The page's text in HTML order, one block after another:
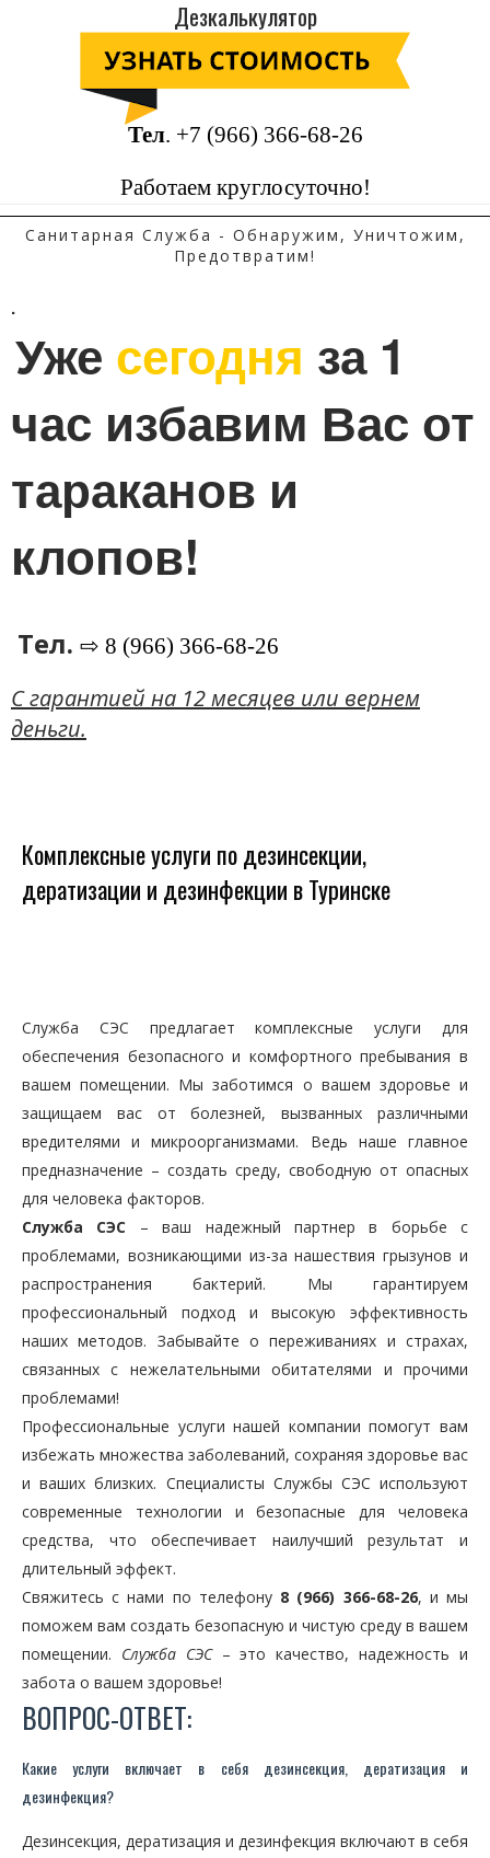
Дезкалькулятор
Тел. +7 (966) 366-68-26
Работаем круглосуточно!
Санитарная Служба - Обнаружим, Уничтожим,
Предотвратим!
.
Уже сегодня за 1
час избавим Вас от
тараканов и
клопов!
Тел. ⇨ 8 (966) 366-68-26
C гарантией на 12 месяцев или вернем
деньги.
Комплексные услуги по дезинсекции,
дератизации и дезинфекции в Туринске
Служба СЭС предлагает комплексные услуги для
обеспечения безопасного и комфортного пребывания в
вашем помещении. Мы заботимся о вашем здоровье и
защищаем вас от болезней, вызванных различными
вредителями и микроорганизмами. Ведь наше главное
предназначение – создать среду, свободную от опасных
для человека факторов.
Служба СЭС – ваш надежный партнер в борьбе с
проблемами, возникающими из-за нашествия грызунов и
распространения бактерий. Мы гарантируем
профессиональный подход и высокую эффективность
наших методов. Забывайте о переживаниях и страхах,
связанных с нежелательными обитателями и прочими
проблемами!
Профессиональные услуги нашей компании помогут вам
избежать множества заболеваний, сохраняя здоровье вас
и ваших близких. Специалисты Службы СЭС используют
современные технологии и безопасные для человека
средства, что обеспечивает наилучший результат и
длительный эффект.
Свяжитесь с нами по телефону 8 (966) 366-68-26, и мы
поможем вам создать безопасную и чистую среду в вашем
помещении. Служба СЭС– это качество, надежность и
забота о вашем здоровье!
ВОПРОС-ОТВЕТ:
Какие услуги включает в себя дезинсекция, дератизация и
дезинфекция?
Дезинсекция, дератизация и дезинфекция включают в себя